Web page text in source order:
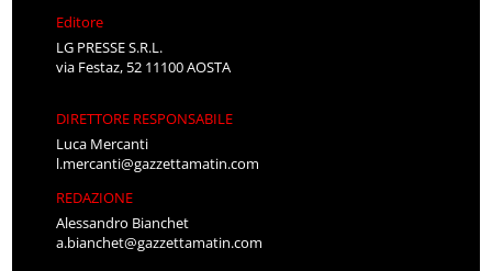
Editore
LG PRESSE S.R.L.
via Festaz, 52 11100 AOSTA
DIRETTORE RESPONSABILE
Luca Mercanti
l.mercanti@gazzettamatin.com
REDAZIONE
Alessandro Bianchet
a.bianchet@gazzettamatin.com